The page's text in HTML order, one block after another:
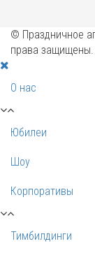
© Праздничное
права защищены.
О нас
Юбилеи
Шоу
Корпоративы
Тимбилдинги